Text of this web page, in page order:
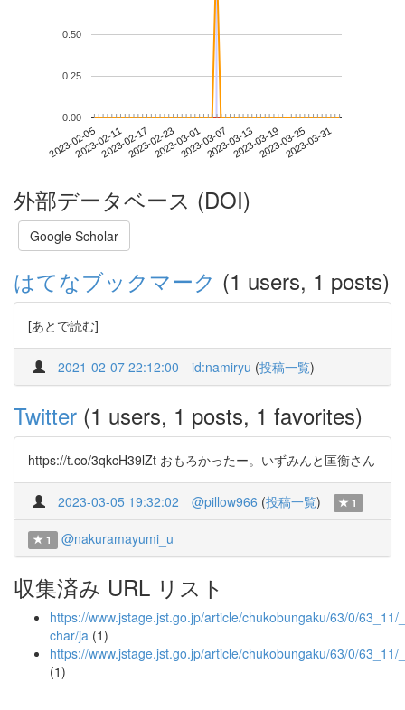
2023-02-052023-02-112023-02-172023-02-232023-03-012023-03-072023-03-132023-03-192023-03-252023-03-31
0.00
0.25
0.50
外部データベース (DOI)
Google Scholar
はてなブックマーク (1 users, 1 posts)
[あとで読む]
2021-02-07 22:12:00 id:namiryu (投稿一覧)
Twitter (1 users, 1 posts, 1 favorites)
https://t.co/3qkcH39lZt おもろかったー。いずみんと匡衡さん
2023-03-05 19:32:02 @pillow966 (投稿一覧) 1
1 @nakuramayumi_u
収集済み URL リスト
https://www.jstage.jst.go.jp/article/chukobungaku/63/0/63_11/
char/ja (1)
https://www.jstage.jst.go.jp/article/chukobungaku/63/0/63_11/
(1)